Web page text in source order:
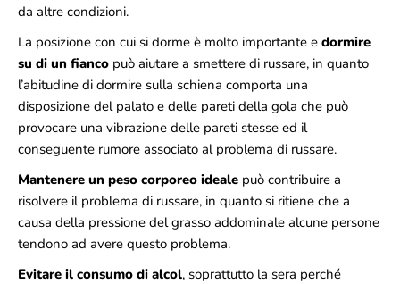
da altre condizioni.
La posizione con cui si dorme è molto importante e dormire
su di un fianco può aiutare a smettere di russare, in quanto
l’abitudine di dormire sulla schiena comporta una
disposizione del palato e delle pareti della gola che può
provocare una vibrazione delle pareti stesse ed il
conseguente rumore associato al problema di russare.
Mantenere un peso corporeo ideale può contribuire a
risolvere il problema di russare, in quanto si ritiene che a
causa della pressione del grasso addominale alcune persone
tendono ad avere questo problema.
Evitare il consumo di alcol, soprattutto la sera perché